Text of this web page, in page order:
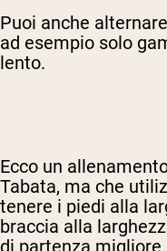
Puoi anche
ad esempio solo
lento.
Ecco un
Tabata, ma che
tenere i piedi alla
braccia alla
di partenza migliore.